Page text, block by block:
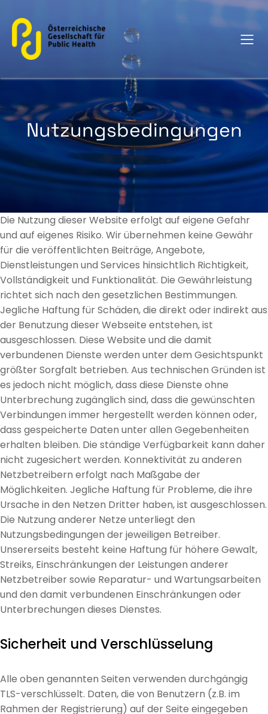
Nutzungsbedingungen
Die Nutzung dieser Website erfolgt auf eigene Gefahr
und auf eigenes Risiko. Wir übernehmen keine Gewähr
für die veröffentlichten Beiträge, Angebote,
Dienstleistungen und Services hinsichtlich Richtigkeit,
Vollständigkeit und Funktionalität. Die Gewährleistung
richtet sich nach den gesetzlichen Bestimmungen.
Jegliche Haftung für Schäden, die direkt oder indirekt aus
der Benutzung dieser Webseite entstehen, ist
ausgeschlossen. Diese Website und die damit
verbundenen Dienste werden unter dem Gesichtspunkt
größter Sorgfalt betrieben. Aus technischen Gründen ist
es jedoch nicht möglich, dass diese Dienste ohne
Unterbrechung zugänglich sind, dass die gewünschten
Verbindungen immer hergestellt werden können oder,
dass gespeicherte Daten unter allen Gegebenheiten
erhalten bleiben. Die ständige Verfügbarkeit kann daher
nicht zugesichert werden. Konnektivität zu anderen
Netzbetreibern erfolgt nach Maßgabe der
Möglichkeiten. Jegliche Haftung für Probleme, die ihre
Ursache in den Netzen Dritter haben, ist ausgeschlossen.
Die Nutzung anderer Netze unterliegt den
Nutzungsbedingungen der jeweiligen Betreiber.
Unsererseits besteht keine Haftung für höhere Gewalt,
Streiks, Einschränkungen der Leistungen anderer
Netzbetreiber sowie Reparatur- und Wartungsarbeiten
und den damit verbundenen Einschränkungen oder
Unterbrechungen dieses Dienstes.
Sicherheit und Verschlüsselung
Alle oben genannten Seiten verwenden durchgängig
TLS-verschlüsselt. Daten, die von Benutzern (z.B. im
Rahmen der Registrierung) auf der Seite eingegeben